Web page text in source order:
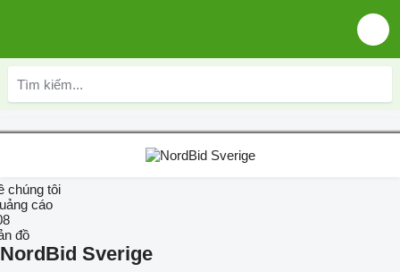
chúng tôi
cáo
đồ
NordBid Sverige